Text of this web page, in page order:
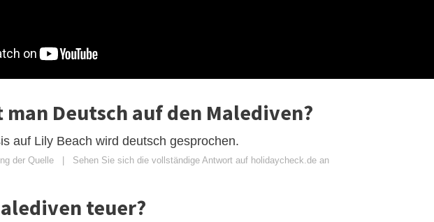
man Deutsch auf den Malediven?
auf Lily Beach wird deutsch gesprochen.
der Quelle | Sehen Sie sich die vollständige Antwort auf holidaycheck.de an
teuer?